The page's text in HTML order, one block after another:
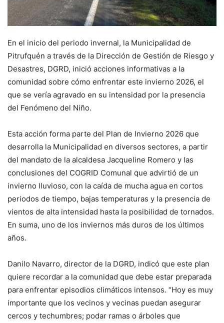
En el inicio del periodo invernal, la Municipalidad de
Pitrufquén a través de la Dirección de Gestión de Riesgo y
Desastres, DGRD, inició acciones informativas a la
comunidad sobre cómo enfrentar este invierno 2026, el
que se vería agravado en su intensidad por la presencia
del Fenómeno del Niño.
Esta acción forma parte del Plan de Invierno 2026 que
desarrolla la Municipalidad en diversos sectores, a partir
del mandato de la alcaldesa Jacqueline Romero y las
conclusiones del COGRID Comunal que advirtió de un
invierno lluvioso, con la caída de mucha agua en cortos
periodos de tiempo, bajas temperaturas y la presencia de
vientos de alta intensidad hasta la posibilidad de tornados.
En suma, uno de los inviernos más duros de los últimos
años.
Danilo Navarro, director de la DGRD, indicó que este plan
quiere recordar a la comunidad que debe estar preparada
para enfrentar episodios climáticos intensos. “Hoy es muy
importante que los vecinos y vecinas puedan asegurar
cercos y techumbres; podar ramas o árboles que